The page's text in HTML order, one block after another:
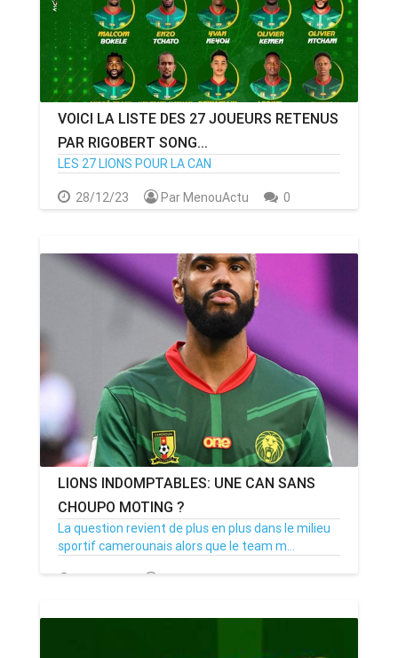
VOICI LA LISTE DES 27 JOUEURS RETENUS
PAR RIGOBERT SONG...
LES 27 LIONS POUR LA CAN
28/12/23 Par MenouActu 0
LIONS INDOMPTABLES: UNE CAN SANS
CHOUPO MOTING ?
La question revient de plus en plus dans le milieu
sportif camerounais alors que le team m...
28/12/23 Par MenouActu 0